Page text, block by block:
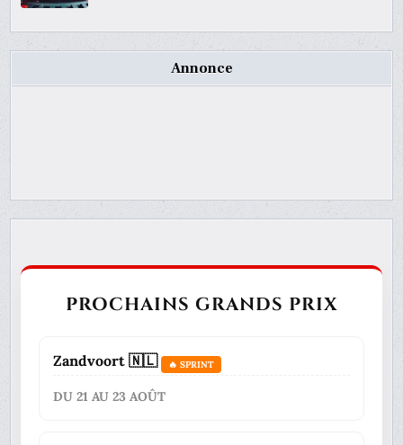
Annonce
PROCHAINS GRANDS PRIX
Zandvoort 🇳🇱 🔥 SPRINT
DU 21 AU 23 AOÛT